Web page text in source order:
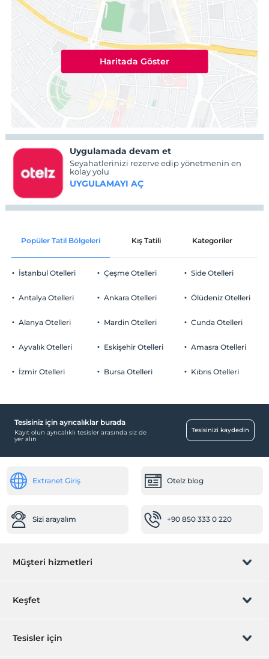
Haritada Göster
Uygulamada devam et
Seyahatlerinizi rezerve edip yönetmenin en
kolay yolu
UYGULAMAYI AÇ
Popüler Tatil Bölgeleri Kış Tatili Kategoriler
İstanbul Otelleri
Antalya Otelleri
Alanya Otelleri
Ayvalık Otelleri
İzmir Otelleri
Çeşme Otelleri
Ankara Otelleri
Mardin Otelleri
Eskişehir Otelleri
Bursa Otelleri
Side Otelleri
Ölüdeniz Otelleri
Cunda Otelleri
Amasra Otelleri
Kıbrıs Otelleri
Tesisiniz için ayrıcalıklar burada
Kayıt olun ayrıcalıklı tesisler arasında siz de
yer alın
Tesisinizi kaydedin
Extranet Giriş Otelz blog
Sizi arayalım +90 850 333 0 220
Müşteri hizmetleri
Rezervasyon yönet
Keşfet
Hediye Kart
Tesisler için